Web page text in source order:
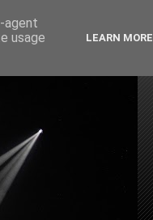
agent
usage
LEARN MORE